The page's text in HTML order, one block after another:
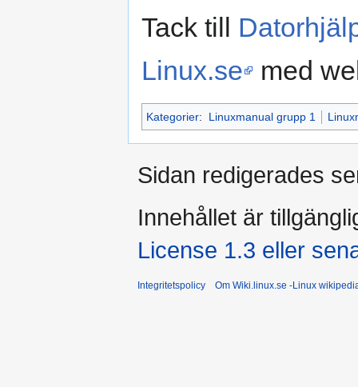
Tack till
Linux.se
med
Kategorier: Linuxmanual grupp 1
Sidan redigerades
Innehållet är
License 1.3 eller
Integritetspolicy Om Wiki.linux.se -Linux